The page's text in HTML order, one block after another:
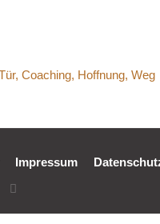
Impressum